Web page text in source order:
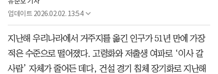
업데이트 2026.02.02. 13:54
지난해 우리나라에서 거주지를 옮긴 인구가 51년 만에 가장
적은 수준으로 떨어졌다. 고령화와 저출생 여파로 ‘이사 갈
사람’ 자체가 줄어든 데다, 건설 경기 침체 장기화로 지난해